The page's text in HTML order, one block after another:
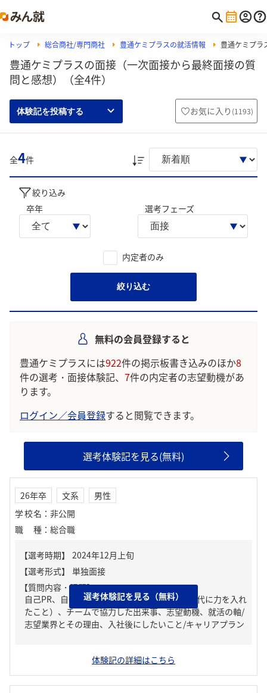
トップ 総合商社/専門商社 豊通ケミプラスの就活情報 豊通ケミプラ
豊通ケミプラスの面接（一次面接から最終面接の質
問と感想）（全4件）
体験記を投稿する お気に入り (1193)
全4件
絞り込み
卒年
選考フェーズ
内定者のみ
絞り込む
無料の会員登録すると
豊通ケミプラスには922件の掲示板書き込みのほか8
件の選考・面接体験記、 7件の内定者の志望動機があ
ります。
ログイン／会員登録すると閲覧できます。
選考体験記を見る(無料)
26年卒 文系
男性
学校名 ： 非公開
職種 ： 総合職
【質問内容・課題】
自己PR、自分の強み/弱み、ガクチカ（学生時代に力を入れ
たこと）、チームで協力した出来事、志望動機、就活の軸/
志望業界とその理由、入社後にしたいこと/キャリアプラン
選考体験記を見る（無料）
体験記の詳細はこちら